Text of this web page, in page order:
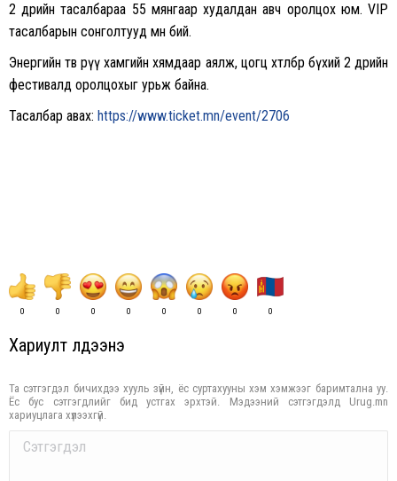
2 өдрийн тасалбараа 55 мянгаар худалдан авч оролцох юм. VIP
тасалбарын сонголтууд мөн бий.
Энергийн төв рүү хамгийн хямдаар аялж, цогц хөтөлбөр бүхий 2 өдрийн
фестивалд оролцохыг урьж байна.
Тасалбар авах: https://www.ticket.mn/event/2706
0 0 0 0 0 0 0 0
Хариулт үлдээнэ үү
Та сэтгэгдэл бичихдээ хууль зүйн, ёс суртахууны хэм хэмжээг баримтална уу.
Ёс бус сэтгэгдлийг бид устгах эрхтэй. Мэдээний сэтгэгдэлд Urug.mn
хариуцлага хүлээхгүй.
Comment